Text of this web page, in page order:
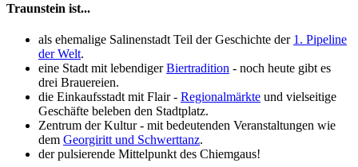
Traunstein ist...
als ehemalige Salinenstadt Teil der Geschichte der 1. Pipeline
der Welt.
eine Stadt mit lebendigerBiertradition - noch heute gibt es
drei Brauereien.
die Einkaufsstadt mit Flair - Regionalmärkte und vielseitige
Geschäfte beleben den Stadtplatz.
Zentrum der Kultur - mit bedeutenden Veranstaltungen wie
dem Georgiritt und Schwerttanz.
der pulsierende Mittelpunkt des Chiemgaus!